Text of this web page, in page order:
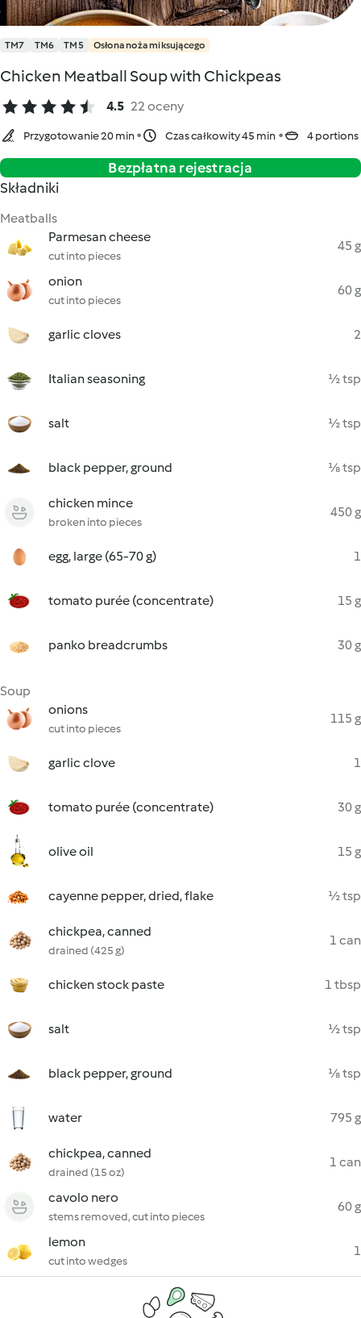
TM7 TM6 TM5 Osłona noża miksującego
Chicken Meatball Soup with Chickpeas
4.5 22 oceny
Przygotowanie 20 min Czas całkowity 45 min 4 portions
Bezpłatna rejestracja
Składniki
Meatballs
Parmesan cheese
cut into pieces
45 g
onion
cut into pieces
60 g
garlic cloves 2
Italian seasoning ½ tsp
salt ½ tsp
black pepper, ground ⅛ tsp
chicken mince
broken into pieces
450 g
egg, large (65-70 g) 1
tomato purée (concentrate) 15 g
panko breadcrumbs 30 g
Soup
onions
cut into pieces
115 g
garlic clove 1
tomato purée (concentrate) 30 g
olive oil 15 g
cayenne pepper, dried, flake ½ tsp
chickpea, canned
drained (425 g)
1 can
chicken stock paste 1 tbsp
salt ½ tsp
black pepper, ground ⅛ tsp
water 795 g
chickpea, canned
drained (15 oz)
1 can
cavolo nero
stems removed, cut into pieces
60 g
lemon
cut into wedges
1